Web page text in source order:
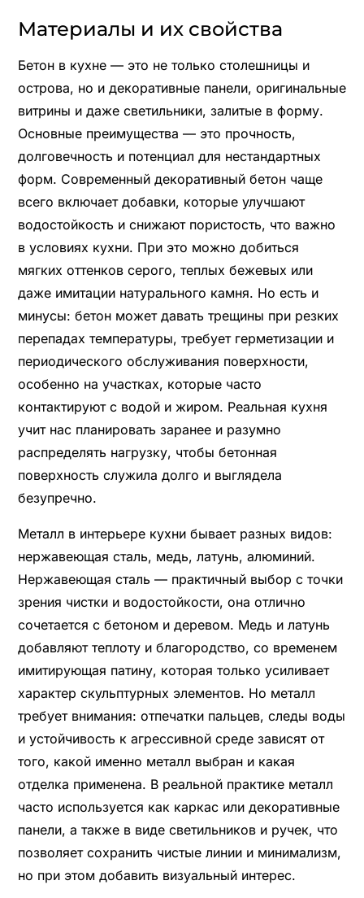
Материалы и их свойства
Бетон в кухне — это не только столешницы и
острова, но и декоративные панели, оригинальные
витрины и даже светильники, залитые в форму.
Основные преимущества — это прочность,
долговечность и потенциал для нестандартных
форм. Современный декоративный бетон чаще
всего включает добавки, которые улучшают
водостойкость и снижают пористость, что важно
в условиях кухни. При это можно добиться
мягких оттенков серого, теплых бежевых или
даже имитации натурального камня. Но есть и
минусы: бетон может давать трещины при резких
перепадах температуры, требует герметизации и
периодического обслуживания поверхности,
особенно на участках, которые часто
контактируют с водой и жиром. Реальная кухня
учит нас планировать заранее и разумно
распределять нагрузку, чтобы бетонная
поверхность служила долго и выглядела
безупречно.
Металл в интерьере кухни бывает разных видов:
нержавеющая сталь, медь, латунь, алюминий.
Нержавеющая сталь — практичный выбор с точки
зрения чистки и водостойкости, она отлично
сочетается с бетоном и деревом. Медь и латунь
добавляют теплоту и благородство, со временем
имитирующая патину, которая только усиливает
характер скульптурных элементов. Но металл
требует внимания: отпечатки пальцев, следы воды
и устойчивость к агрессивной среде зависят от
того, какой именно металл выбран и какая
отделка применена. В реальной практике металл
часто используется как каркас или декоративные
панели, а также в виде светильников и ручек, что
позволяет сохранить чистые линии и минимализм,
но при этом добавить визуальный интерес.